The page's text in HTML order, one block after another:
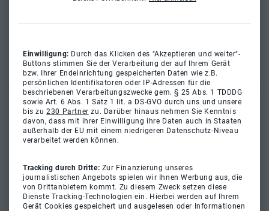
Einwilligung: Durch das Klicken des "Akzeptieren und weiter"-
Buttons stimmen Sie der Verarbeitung der auf Ihrem Gerät
bzw. Ihrer Endeinrichtung gespeicherten Daten wie z.B.
persönlichen Identifikatoren oder IP-Adressen für die
beschriebenen Verarbeitungszwecke gem. § 25 Abs. 1 TDDDG
sowie Art. 6 Abs. 1 Satz 1 lit. a DS-GVO durch uns und unsere
bis zu230 Partner zu. Darüber hinaus nehmen Sie Kenntnis
davon, dass mit ihrer Einwilligung ihre Daten auch in Staaten
außerhalb der EU mit einem niedrigeren Datenschutz-Niveau
verarbeitet werden können.
Tracking durch Dritte: Zur Finanzierung unseres
journalistischen Angebots spielen wir Ihnen Werbung aus, die
von Drittanbietern kommt. Zu diesem Zweck setzen diese
Dienste Tracking-Technologien ein. Hierbei werden auf Ihrem
Gerät Cookies gespeichert und ausgelesen oder Informationen